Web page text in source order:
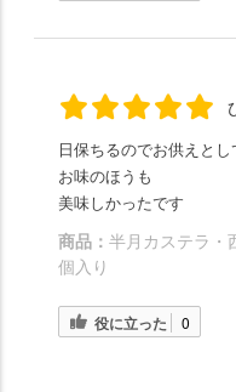
日保ちるのでお供えとし
お味のほうも
美味しかったです
商品： 半月カステラ・
個入り
役に立った 0